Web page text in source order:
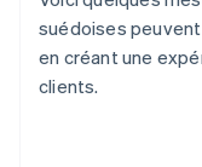
suédoises
en créant une
clients.